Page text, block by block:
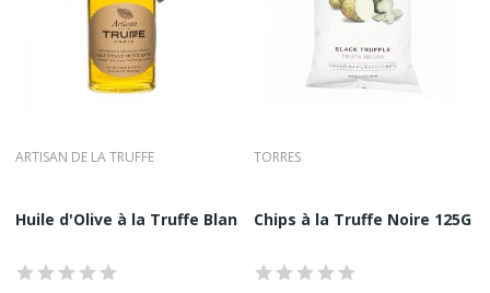
ARTISAN DE LA TRUFFE
Huile d'Olive à la Truffe Blanche Artisan De La...
TORRES
Chips à la Truffe Noire 125G